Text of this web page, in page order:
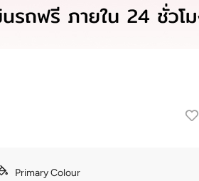
Primary Colour